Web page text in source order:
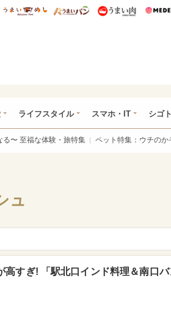
研 ディズニー特集
mimot. うまいめし うまいパン うまい
ライフスタイル スマホ・IT シゴト
る〜 至福な体験・旅特集 ペット特集：ウチのか
ュ
高すぎ! 「駅北口インド料理＆南口